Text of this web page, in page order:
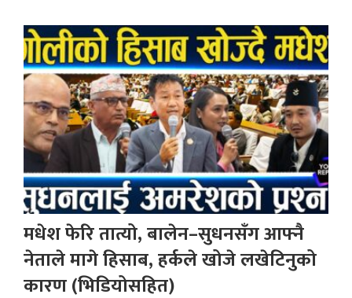
मधेश फेरि तात्यो, बालेन–सुधनसँग आफ्नै
नेताले मागे हिसाब, हर्कले खोजे लखेटिनुको
कारण (भिडियोसहित)